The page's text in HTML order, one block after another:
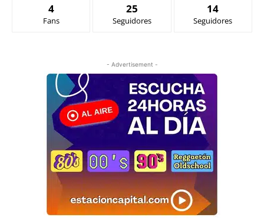
4
Fans
25
Seguidores
14
Seguidores
- Advertisement -